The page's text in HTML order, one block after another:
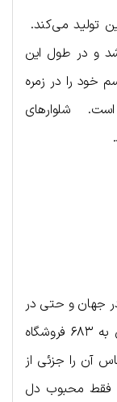
تولید می‌کند.
متولد شد و در طول این
خود را در زمره
است. شلوارهای
در جهان و حتی در
ایران هم شعبه دارد و تعداد کل شعبات آن به ۶۸۳ فروشگاه
آن را جزئی از
فقط محبوب دل